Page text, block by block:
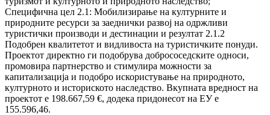
Специфична цел 2.1: Мобилизирање на културните и
природните ресурси за заеднички развој на одржливи
туристички производи и дестинации и резултат 2.1.2
Подобрен квалитетот и видливоста на туристичките понуди.
Проектот директно ги подобрува добрососедските односи,
промовира партнерство и стимулира можности за
капитализација и подобро искористување на природното,
културното и историското наследство. Вкупната вредност на
проектот е 198.667,59 €, додека придонесот на ЕУ е
155.596,46.